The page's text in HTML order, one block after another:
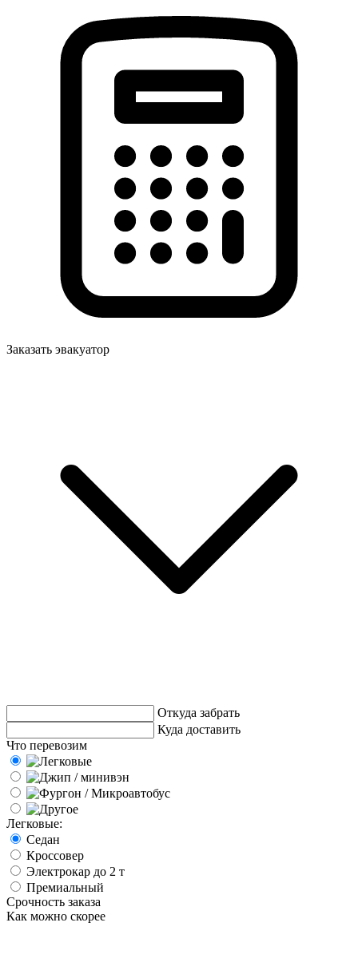
Заказать эвакуатор
Откуда забрать
Куда доставить
Что перевозим
Легковые:
Седан
Кроссовер
Электрокар до 2 т
Премиальный
Срочность заказа
Как можно скорее